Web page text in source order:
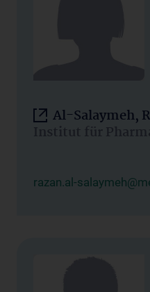
Al-Salaymeh,
Institut für
razan.al-